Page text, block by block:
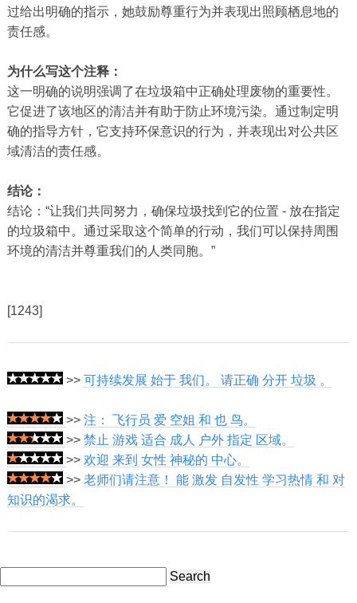
过给出明确的指示，她鼓励尊重行为并表现出照顾栖息地的
责任感。
为什么写这个注释：
这一明确的说明强调了在垃圾箱中正确处理废物的重要性。
它促进了该地区的清洁并有助于防止环境污染。通过制定明
确的指导方针，它支持环保意识的行为，并表现出对公共区
域清洁的责任感。
结论：
结论：“让我们共同努力，确保垃圾找到它的位置 - 放在指定
的垃圾箱中。通过采取这个简单的行动，我们可以保持周围
环境的清洁并尊重我们的人类同胞。”
[1243]
>> 可持续发展 始于 我们。 请正确 分开 垃圾 。
>> 注： 飞行员 爱 空姐 和 也 鸟。
>> 禁止 游戏 适合 成人 户外 指定 区域。
>> 欢迎 来到 女性 神秘的 中心。
>> 老师们请注意！ 能 激发 自发性 学习热情 和 对
知识的渴求。
Search